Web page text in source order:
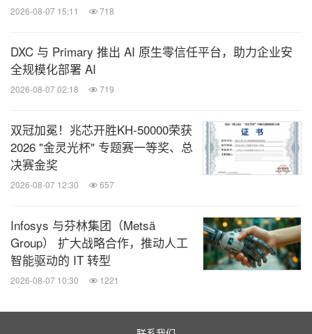
分享到：
2026-08-07 15:11 718
DXC 与 Primary 推出 AI 原生零信任平台，助力企业安
全规模化部署 AI
2026-08-07 02:18 719
双冠加冕！兆芯开胜KH‑50000荣获
2026 "金灵光杯" 专题赛一等奖、总
决赛金奖
2026-08-07 12:30 657
Infosys 与芬林集团（Metsä
Group） 扩大战略合作，推动人工
智能驱动的 IT 转型
2026-08-07 10:30 1221